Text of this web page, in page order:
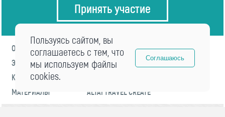
Принять участие
О ФОРУМЕ
ПРОГРАММА
ЭКСПЕРТЫ
НОВОСТИ
КОНТАКТЫ
МАТЕРИАЛЫ
ALTAI TRAVEL CREATE
Пользуясь сайтом, вы
соглашаетесь с тем, что
мы используем файлы
cookies.
Соглашаюсь